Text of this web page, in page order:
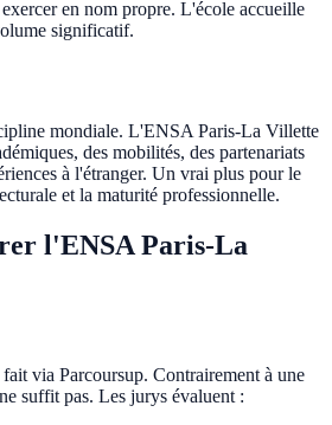
en nom propre. L'école accueille
significatif.
mondiale. L'ENSA Paris-La Villette
des mobilités, des partenariats
à l'étranger. Un vrai plus pour le
et la maturité professionnelle.
l'ENSA Paris-La
via Parcoursup. Contrairement à une
suffit pas. Les jurys évaluent :